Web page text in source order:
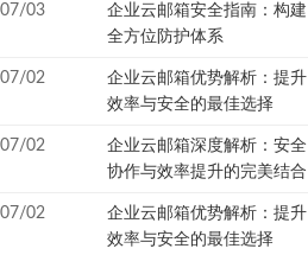
07/03
企业云邮箱安全指南：构建
全方位防护体系
07/02
企业云邮箱优势解析：提升
效率与安全的最佳选择
07/02
企业云邮箱深度解析：安全
协作与效率提升的完美结合
07/02
企业云邮箱优势解析：提升
效率与安全的最佳选择